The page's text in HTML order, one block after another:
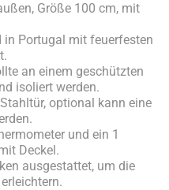
Größe 100 cm, mit
in Portugal mit feuerfesten
an einem geschützten
isoliert werden.
optional kann eine
und ein 1
Deckel.
ausgestattet, um die